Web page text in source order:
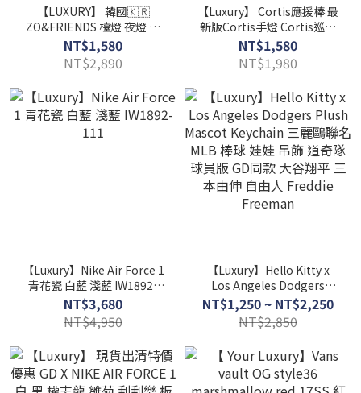
【LUXURY】 韓國🇰🇷
ZO&FRIENDS 檯燈 夜燈 氣
氛燈 G-DRAGON GD 權志龍
貓咪 ZOA / 預購
NT$1,580
NT$2,890
【Luxury】 Cortis應援棒 最
新版Cortis手燈 Cortis巡迴
演唱會必備
NT$1,580
NT$1,980
【Luxury】Nike Air Force 1
青花瓷 白藍 淺藍 IW1892-
111
NT$3,680
NT$4,950
【Luxury】Hello Kitty x
Los Angeles Dodgers
Plush Mascot Keychain 三
麗鷗聯名 MLB 棒球 娃娃 吊
谷翔平 三本由伸 自由人
Freddie Freeman
NT$1,250 ~ NT$2,250
NT$2,850